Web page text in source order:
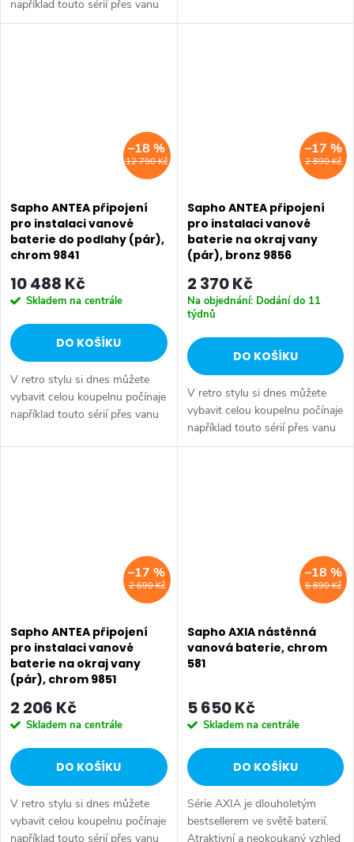
například touto sérií přes vanu
Retro, doplňky Diamond až po
keramiku Retro nebo Classic.
12 790 Kč
–18 %
Sapho ANTEA připojení
pro instalaci vanové
baterie do podlahy (pár),
chrom 9841
10 488 Kč
Skladem na centrále
DO KOŠÍKU
V retro stylu si dnes můžete
vybavit celou koupelnu počínaje
například touto sérií přes vanu
keramiku Retro nebo Classic.
2 890 Kč
–17 %
Sapho ANTEA připojení
pro instalaci vanové
baterie na okraj vany
(pár), bronz 9856
2 370 Kč
Na objednání: Dodání do 11
týdnů
DO KOŠÍKU
V retro stylu si dnes můžete
vybavit celou koupelnu počínaje
například touto sérií přes vanu
Retro, doplňky Diamond až po
2 690 Kč
–17 %
Sapho ANTEA připojení
pro instalaci vanové
baterie na okraj vany
(pár), chrom 9851
2 206 Kč
Skladem na centrále
DO KOŠÍKU
V retro stylu si dnes můžete
vybavit celou koupelnu počínaje
například touto sérií přes vanu
6 890 Kč
–18 %
Sapho AXIA nástěnná
vanová baterie, chrom
581
5 650 Kč
Skladem na centrále
DO KOŠÍKU
Série AXIA je dlouholetým
bestsellerem ve světě baterií.
Atraktivní a neokoukaný vzhled